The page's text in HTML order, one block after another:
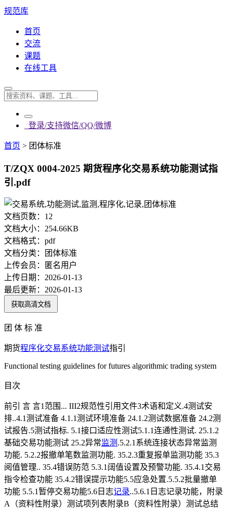
规范库
首页
交流
课题
在线工具
登录/支持微信/QQ/微博
首页 > 团体标准
T/ZQX 0004-2025 期货程序化交易系统功能测试指
引.pdf
文档页数： 12
文档大小： 254.66KB
文档格式： pdf
文档分类：
团体标准
上传会员：
匿名用户
上传日期： 2026-01-13
最后更新： 2026-01-13
获取高清文档
团 体 标 准
期货程序化交易系统功能测试指引
Functional testing guidelines for futures algorithmic trading system
目次
前引 言 言1范围... III2规范性引用文件3术语和定义.4测试安
排..4.1测试准备 4.1.1测试环境准备 24.1.2测试数据准备 24.2测
试报告.5测试指标. 5.1接口适应性测试5.1.1连通性测试. 25.1.2
基础交易功能测试 25.2异常监测 .5.2.1系统连接状态异常监测
功能. 5.2.2报撤单笔数监测功能. 35.2.3重复报单监测功能 35.3
阅值管理.. 35.4错误防范 5.3.1阔值设置及预警功能. 35.4.1交易
指令检查功能 35.4.2错误提示功能5.5应急处置.5.5.2批量撤单
功能 5.5.1暂停交易功能5.6日志记录..5.6.1日志记录功能，附录
A（资料性附录）测试项列表附录B（资料性附录）测试总结